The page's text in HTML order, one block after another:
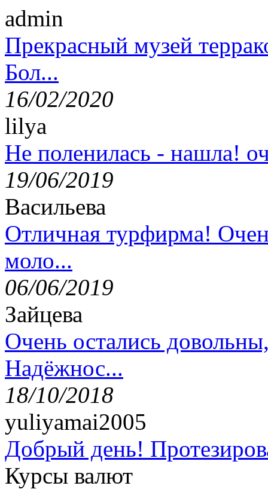
admin
Прекрасный музей
Бол...
16/02/2020
lilya
Не поленилась - нашла!
19/06/2019
Васильева
Отличная турфирма!
моло...
06/06/2019
Зайцева
Очень остались
Надёжнос...
18/10/2018
yuliyamai2005
Добрый день!
Курсы валют